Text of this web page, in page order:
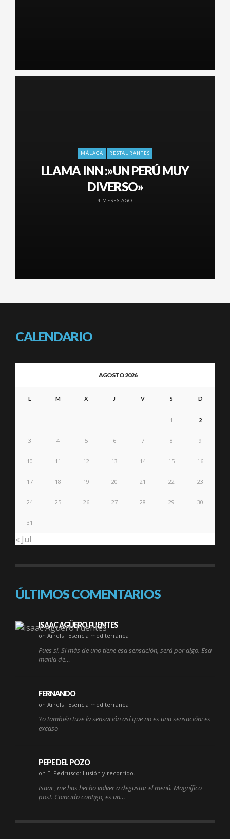
MÁLAGA RESTAURANTES
LLAMA INN :»UN PERÚ MUY
DIVERSO»
4 MESES AGO
CALENDARIO
AGOSTO 2026
L M X J V S D
1 2
3 4 5 6 7 8 9
10 11 12 13 14 15 16
17 18 19 20 21 22 23
24 25 26 27 28 29 30
31
« Jul
ÚLTIMOS COMENTARIOS
ISAAC AGÜERO FUENTES
on Arrels : Esencia mediterránea
Pues sí. Si más de uno tiene esa sensación, será por algo. Esa
manía de…
FERNANDO
on Arrels : Esencia mediterránea
Yo también tuve la sensación así que no es una sensación: es
excaso
PEPE DEL POZO
on El Pedrusco: Ilusión y recorrido.
Isaac, me has hecho volver a degustar el menú. Magnífico
post. Coincido contigo, es un…